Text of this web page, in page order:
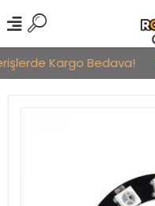
Kargo Bedava!